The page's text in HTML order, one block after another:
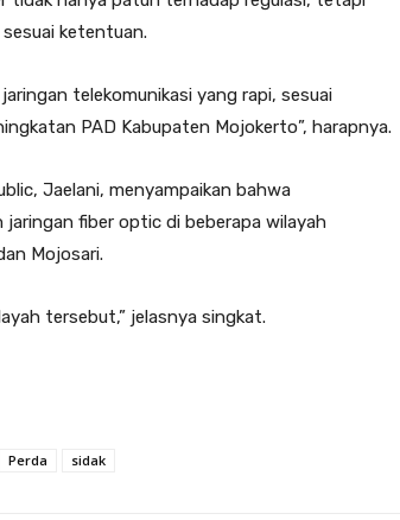
ketentuan.
telekomunikasi yang rapi, sesuai
PAD Kabupaten Mojokerto”, harapnya.
Jaelani, menyampaikan bahwa
fiber optic di beberapa wilayah
Mojosari.
tersebut,” jelasnya singkat.
Perda sidak